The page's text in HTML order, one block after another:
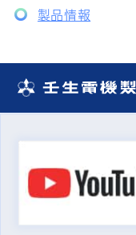
製品情報